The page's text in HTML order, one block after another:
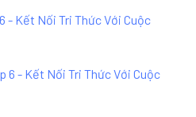
- Kết Nối Tri Thức Với Cuộc
6 - Kết Nối Tri Thức Với Cuộc